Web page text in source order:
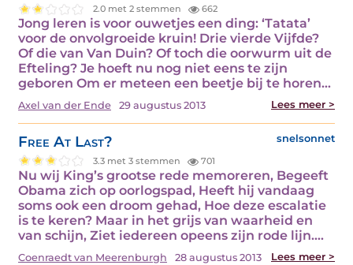
2.0 met 2 stemmen 662
Jong leren is voor ouwetjes een ding: ‘Tatata’
voor de onvolgroeide kruin! Drie vierde Vijfde?
Of die van Van Duin? Of toch die oorwurm uit de
Efteling? Je hoeft nu nog niet eens te zijn
geboren Om er meteen een beetje bij te horen…
Axel van der Ende 29 augustus 2013 Lees meer >
Free At Last? snelsonnet
3.3 met 3 stemmen 701
Nu wij King’s grootse rede memoreren, Begeeft
Obama zich op oorlogspad, Heeft hij vandaag
soms ook een droom gehad, Hoe deze escalatie
is te keren? Maar in het grijs van waarheid en
van schijn, Ziet iedereen opeens zijn rode lijn.…
Coenraedt van Meerenburgh 28 augustus 2013 Lees meer >